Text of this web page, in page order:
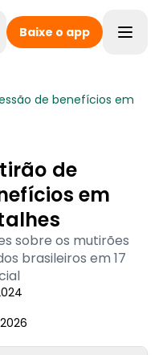
Baixe o app
de benefícios em
de
em
sobre os mutirões
brasileiros em 17